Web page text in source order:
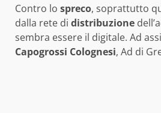
Contro lo spreco, soprattutto
dalla rete di distribuzione
sembra essere il digitale. Ad
Capogrossi Colognesi, Ad di